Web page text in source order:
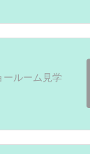
ルーム見学